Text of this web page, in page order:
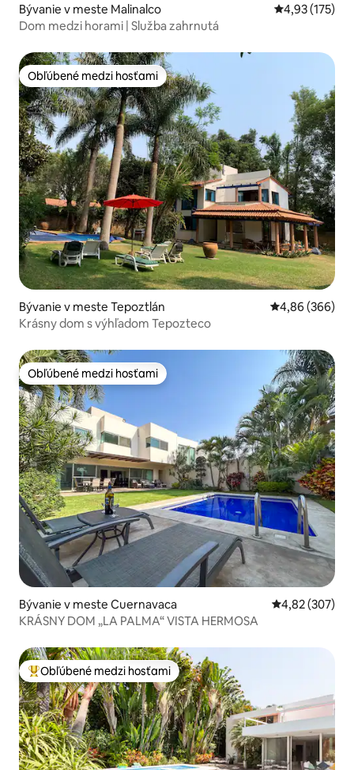
Bývanie v meste Malinalco Priemerné
4,93 (175)
Dom medzi horami | Služba zahrnutá
Obľúbené medzi hosťami
Obľúbené medzi hosťami
Bývanie v meste Tepoztlán Priemerné
4,86 (366)
Krásny dom s výhľadom Tepozteco
Obľúbené medzi hosťami
Obľúbené medzi hosťami
Bývanie v meste Cuernavaca Priemerné
4,82 (307)
KRÁSNY DOM „LA PALMA“ VISTA HERMOSA
Najobľúbenejšie medzi hosťami
Obľúbené medzi hosťami